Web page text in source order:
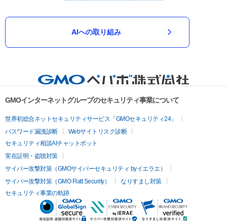
AIへの取り組み
GMOインターネットグループのセキュリティ事業について
世界初総合ネットセキュリティサービス「GMOセキュリティ24」
パスワード漏洩診断
Webサイトリスク診断
セキュリティ相談AIチャットボット
実在証明・盗聴対策
サイバー攻撃対策（GMOサイバーセキュリティ byイエラエ）
サイバー攻撃対策（GMO Flatt Security）
なりすまし対策
セキュリティ事業の軌跡